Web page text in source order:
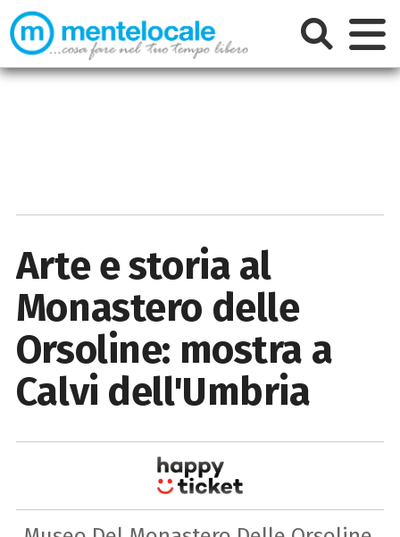
Arte e storia al
Monastero delle
Orsoline: mostra a
Calvi dell'Umbria